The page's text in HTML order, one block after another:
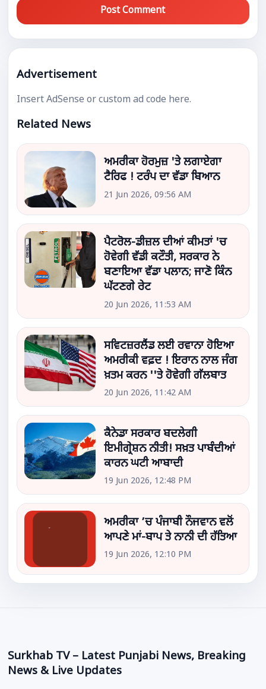
Post Comment
Advertisement
Insert AdSense or custom ad code here.
Related News
ਅਮਰੀਕਾ ਹੋਰਮੁਜ਼ 'ਤੇ ਲਗਾਏਗਾ
ਟੈਰਿਫ ! ਟਰੰਪ ਦਾ ਵੱਡਾ ਬਿਆਨ
21 Jun 2026, 09:56 AM
ਪੈਟਰੋਲ-ਡੀਜ਼ਲ ਦੀਆਂ ਕੀਮਤਾਂ 'ਚ
ਹੋਵੇਗੀ ਵੱਡੀ ਕਟੌਤੀ, ਸਰਕਾਰ ਨੇ
ਬਣਾਇਆ ਵੱਡਾ ਪਲਾਨ; ਜਾਣੋ ਕਿੰਨ
ਘੱਟਣਗੇ ਰੇਟ
20 Jun 2026, 11:53 AM
ਸਵਿਟਜ਼ਰਲੈਂਡ ਲਈ ਰਵਾਨਾ ਹੋਇਆ
ਅਮਰੀਕੀ ਵਫ਼ਦ ! ਇਰਾਨ ਨਾਲ ਜੰਗ
ਖ਼ਤਮ ਕਰਨ ''ਤੇ ਹੋਵੇਗੀ ਗੱਲਬਾਤ
20 Jun 2026, 11:42 AM
ਕੈਨੇਡਾ ਸਰਕਾਰ ਬਦਲੇਗੀ
ਇਮੀਗ੍ਰੇਸ਼ਨ ਨੀਤੀ! ਸਖ਼ਤ ਪਾਬੰਦੀਆਂ
ਕਾਰਨ ਘਟੀ ਆਬਾਦੀ
19 Jun 2026, 12:48 PM
ਅਮਰੀਕਾ ’ਚ ਪੰਜਾਬੀ ਨੌਜਵਾਨ ਵਲੋਂ
ਆਪਣੇ ਮਾਂ-ਬਾਪ ਤੇ ਨਾਨੀ ਦੀ ਹੱਤਿਆ
19 Jun 2026, 12:10 PM
Surkhab TV – Latest Punjabi News, Breaking
News & Live Updates